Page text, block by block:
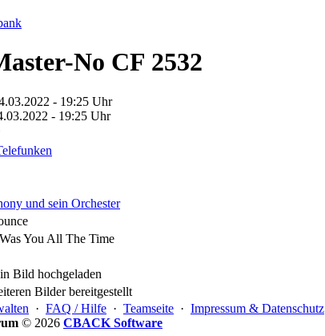
No CF 2532
- 19:25 Uhr
- 19:25 Uhr
und sein Orchester
You All The Time
Bild hochgeladen
Bilder bereitgestellt
· FAQ / Hilfe · Teamseite · Impressum & Datenschutz
© 2026 CBACK Software